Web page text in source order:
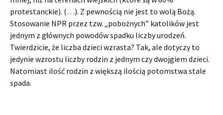
protestanckie). (…). Z pewnością nie jest to wolą Bożą.
Stosowanie NPR przez tzw. „pobożnych” katolików jest
jednym z głównych powodów spadku liczby uro­dzeń.
Twierdzicie, że liczba dzieci wzrasta? Tak, ale dotyczy to
jedynie wzrostu liczby rodzin z jednym czy dwojgiem dzieci.
Natomiast ilość rodzin z większą ilością potomstwa stale
spada.